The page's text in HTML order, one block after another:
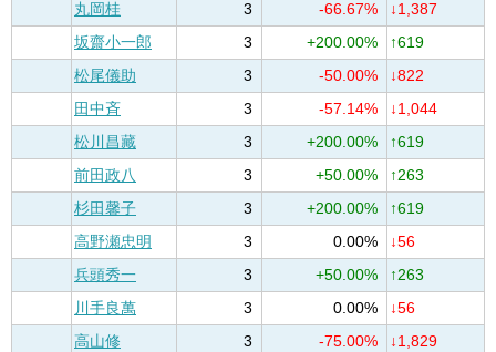
丸岡桂
3 -66.67%
↓1,387
坂齋小一郎
3 +200.00%
↑619
松尾儀助
3 -50.00%
↓822
田中斉
3 -57.14%
↓1,044
松川昌藏
3 +200.00%
↑619
前田政八
3 +50.00%
↑263
杉田馨子
3 +200.00%
↑619
高野瀬忠明
3 0.00%
↓56
兵頭秀一
3 +50.00%
↑263
川手良萬
3 0.00%
↓56
高山修
3 -75.00%
↓1,829